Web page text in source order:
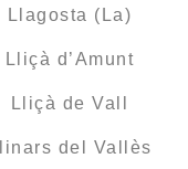
(La)
d’Amunt
de Vall
del Vallès